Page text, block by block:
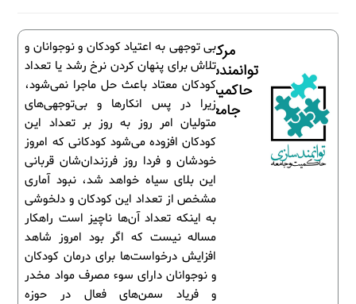
بی توجهی به اعتیاد کودکان و نوجوانان و
تلاش برای پنهان کردن نرخ رشد یا تعداد
کودکان معتاد باعث حل ماجرا نمی‌شود،
زیرا در پس انکار‌ها و بی‌توجهی‌های
متولیان امر روز به روز بر تعداد این
کودکان افزوده می‌شود کودکانی که امروز
خودشان و فردا روز فرزندان‌شان قربانی
این بلای سیاه خواهد شد، نبود آماری
مشخص از تعداد این کودکان و دلخوشی
به اینکه تعداد آن‌ها ناچیز است راهکار
مساله نیست که اگر بود امروز شاهد
افزایش درخواست‌ها برای درمان کودکان
و نوجوانان دارای سوء مصرف مواد مخدر
و فریاد سمن‌های فعال در حوزه
مرکز
توانمندسازی
حاکمیت و
جامعه